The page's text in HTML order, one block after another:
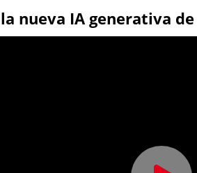
nueva IA generativa